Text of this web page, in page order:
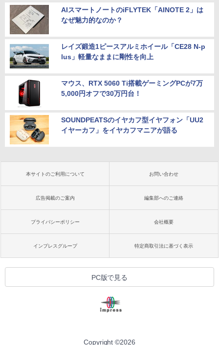
AIスマートノートのiFLYTEK「AINOTE 2」は
なぜ魅力的なのか？
レイズ鍛造1ピースアルミホイール「CE28 N-p
lus」軽量なままに剛性を向上
マウス、RTX 5060 Ti搭載ゲーミングPCが7万
5,000円オフで30万円台！
SOUNDPEATSのイヤカフ型イヤフォン「UU2
イヤーカフ」をイヤカフマニアが語る
本サイトのご利用について お問い合わせ
広告掲載のご案内 編集部へのご連絡
プライバシーポリシー 会社概要
インプレスグループ 特定商取引法に基づく表示
PC版で見る
Copyright ©2026